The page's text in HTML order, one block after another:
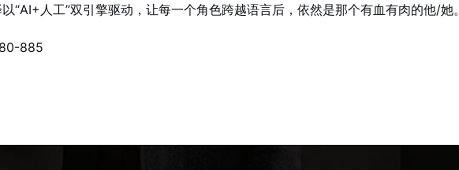
“AI+人工”双引擎驱动，让每一个角色跨越语言后，依然是那个有血有肉的他/她。
885